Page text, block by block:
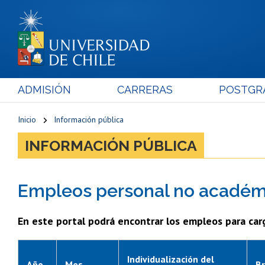
ADMISIÓN CARRERAS
Inicio Información pública
INFORMACIÓN PÚBLICA
Empleos personal no
En este portal podrá encontrar los empleos para
Individualización del